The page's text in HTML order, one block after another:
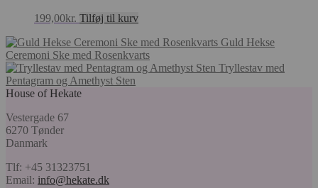
199,00kr. Tilføj til kurv
Guld Hekse
Ceremoni Ske med Rosenkvarts
Tryllestav med
Pentagram og Amethyst Sten
House of Hekate
Vestergade 67
6270 Tønder
Danmark
Tlf: +45 31323751
Email: info@hekate.dk